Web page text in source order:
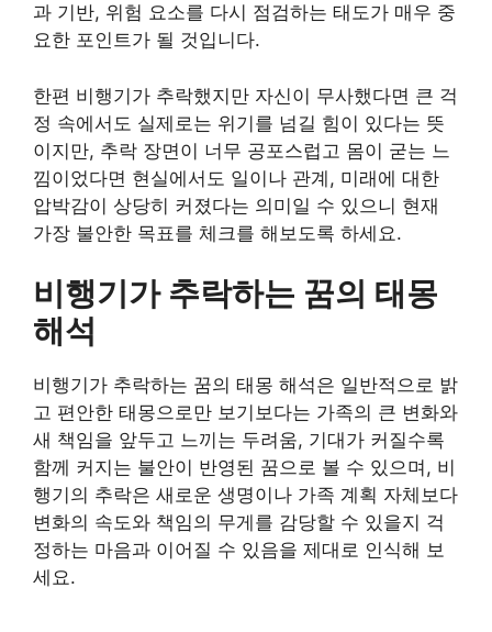
과 기반, 위험 요소를 다시 점검하는 태도가 매우 중
요한 포인트가 될 것입니다.
한편 비행기가 추락했지만 자신이 무사했다면 큰 걱
정 속에서도 실제로는 위기를 넘길 힘이 있다는 뜻
이지만, 추락 장면이 너무 공포스럽고 몸이 굳는 느
낌이었다면 현실에서도 일이나 관계, 미래에 대한
압박감이 상당히 커졌다는 의미일 수 있으니 현재
가장 불안한 목표를 체크를 해보도록 하세요.
비행기가 추락하는 꿈의 태몽
해석
비행기가 추락하는 꿈의 태몽 해석은 일반적으로 밝
고 편안한 태몽으로만 보기보다는 가족의 큰 변화와
새 책임을 앞두고 느끼는 두려움, 기대가 커질수록
함께 커지는 불안이 반영된 꿈으로 볼 수 있으며, 비
행기의 추락은 새로운 생명이나 가족 계획 자체보다
변화의 속도와 책임의 무게를 감당할 수 있을지 걱
정하는 마음과 이어질 수 있음을 제대로 인식해 보
세요.